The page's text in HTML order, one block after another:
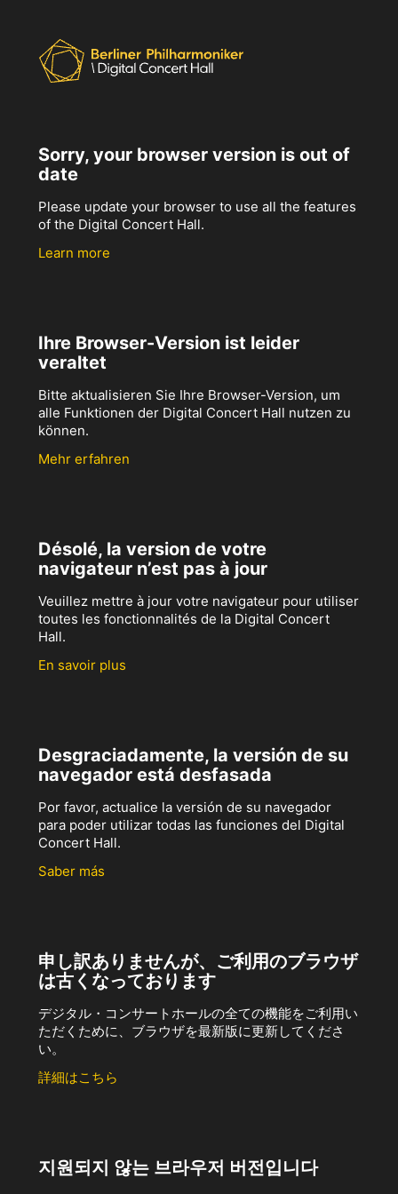
Sorry, your browser version is out of
date
Please update your browser to use all the features
of the Digital Concert Hall.
Learn more
Ihre Browser-Version ist leider
veraltet
Bitte aktualisieren Sie Ihre Browser-Version, um
alle Funktionen der Digital Concert Hall nutzen zu
können.
Mehr erfahren
Désolé, la version de votre
navigateur n’est pas à jour
Veuillez mettre à jour votre navigateur pour utiliser
toutes les fonctionnalités de la Digital Concert
Hall.
En savoir plus
Desgraciadamente, la versión de su
navegador está desfasada
Por favor, actualice la versión de su navegador
para poder utilizar todas las funciones del Digital
Concert Hall.
Saber más
申し訳ありませんが、ご利用のブラウザ
は古くなっております
デジタル・コンサートホールの全ての機能をご利用い
ただくために、ブラウザを最新版に更新してくださ
い。
詳細はこちら
지원되지 않는 브라우저 버전입니다